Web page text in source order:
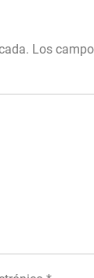
Los